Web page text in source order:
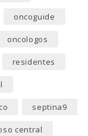
oncoguide
oncologos
residentes
septina9
central